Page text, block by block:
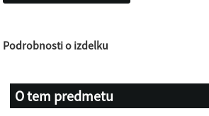
Podrobnosti o izdelku
O tem predmetu